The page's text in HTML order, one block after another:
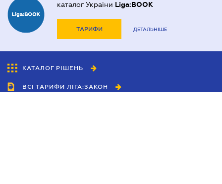
каталог України Liga:BOOK
ТАРИФИ ДЕТАЛЬНІШЕ
КАТАЛОГ РІШЕНЬ
ВСІ ТАРИФИ ЛІГА:ЗАКОН